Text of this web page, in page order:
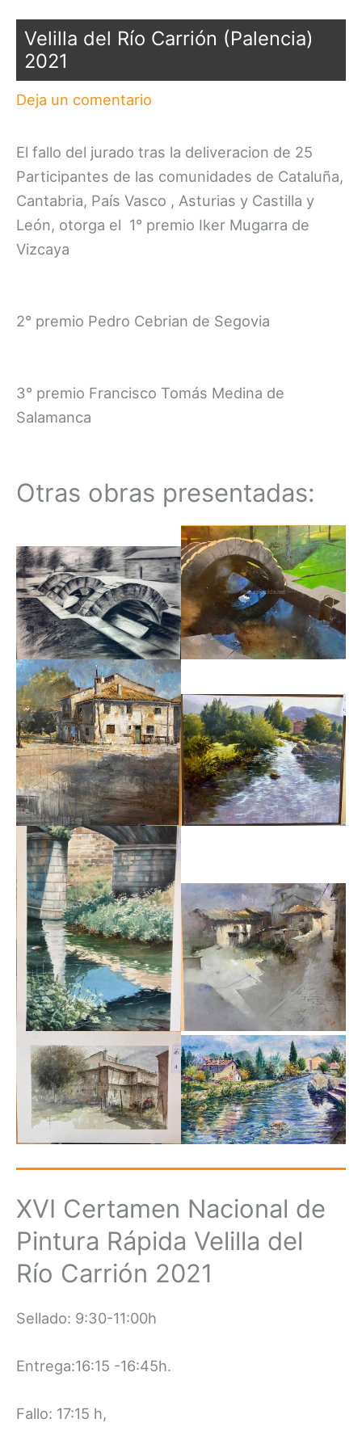
Velilla del Río Carrión (Palencia)
2021
Deja un comentario
El fallo del jurado tras la deliveracion de 25
Participantes de las comunidades de Cataluña,
Cantabria, País Vasco , Asturias y Castilla y
León, otorga el 1° premio Iker Mugarra de
Vizcaya
2° premio Pedro Cebrian de Segovia
3° premio Francisco Tomás Medina de
Salamanca
Otras obras presentadas:
XVI Certamen Nacional de
Pintura Rápida Velilla del
Río Carrión 2021
Sellado: 9:30-11:00h
Entrega:16:15 -16:45h.
Fallo: 17:15 h,